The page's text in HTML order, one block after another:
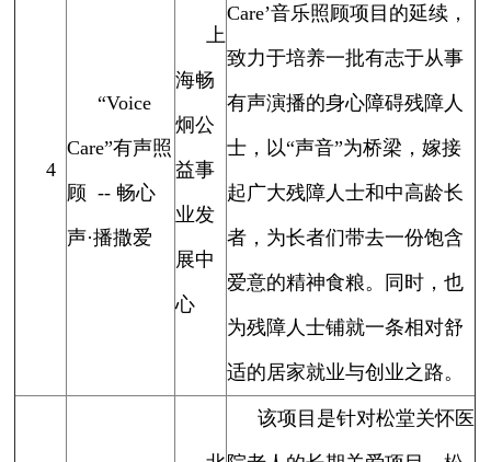
4
“Voice
Care”有声照
顾 -- 畅心
声·播撒爱
上
海畅
炯公
益事
业发
展中
心
Care’音乐照顾项目的延续，
致力于培养一批有志于从事
有声演播的身心障碍残障人
士，以“声音”为桥梁，嫁接
起广大残障人士和中高龄长
者，为长者们带去一份饱含
爱意的精神食粮。同时，也
为残障人士铺就一条相对舒
适的居家就业与创业之路。
该项目是针对松堂关怀医